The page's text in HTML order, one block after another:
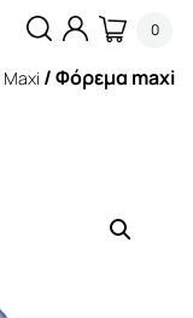
0
Maxi / Φόρεμα maxi